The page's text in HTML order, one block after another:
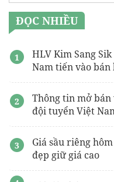
ĐỌC NHIỀU
HLV Kim Sang
Nam tiến vào
Thông tin mở
đội tuyển Việt
Giá sầu riêng
đẹp giữ giá cao